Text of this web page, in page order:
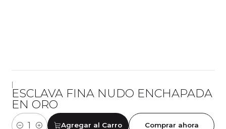
ESCLAVA FINA NUDO ENCHAPADA
EN ORO
Agregar al Carro Comprar ahora